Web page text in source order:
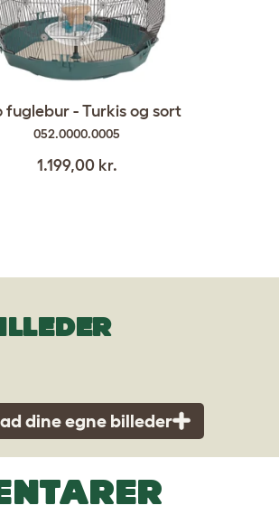
fuglebur - Turkis og sort
052.0000.0005
1.199,00 kr.
dine egne billeder